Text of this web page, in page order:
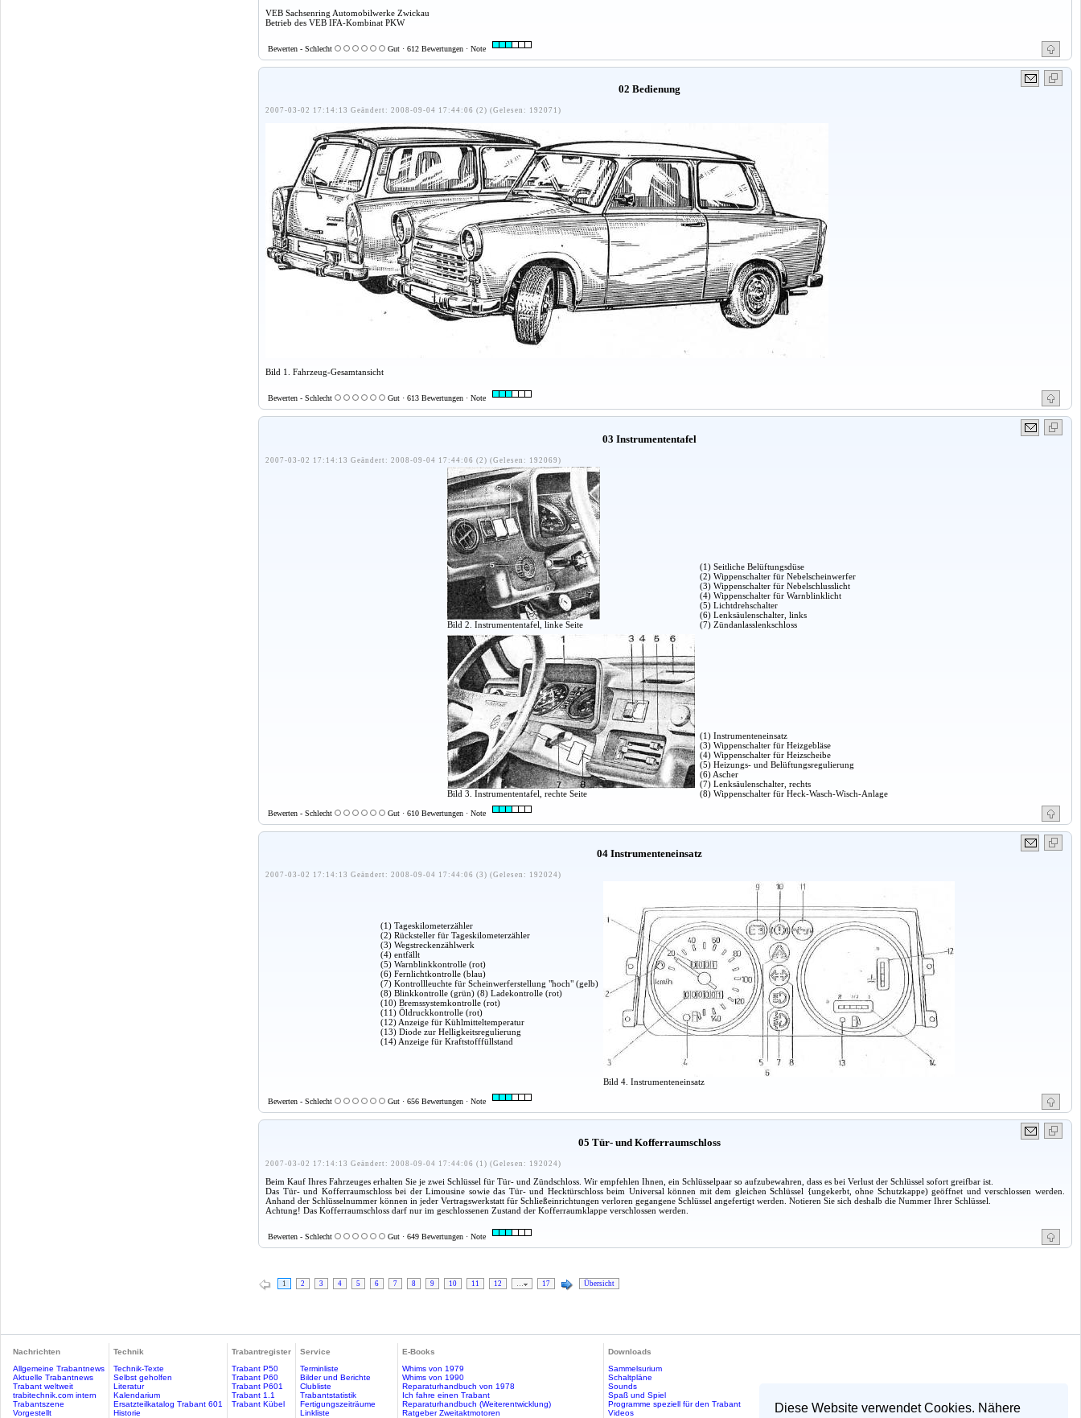
Diese Website verwendet Cookies. Nähere
VEB Sachsenring Automobilwerke Zwickau
Betrieb des VEB IFA-Kombinat PKW
Bewerten - Schlecht Gut · 612 Bewertungen · Note
02 Bedienung
2007-03-02 17:14:13 Geändert: 2008-09-04 17:44:06 (2) (Gelesen: 192071)
Bild 1. Fahrzeug-Gesamtansicht
Bewerten - Schlecht Gut · 613 Bewertungen · Note
03 Instrumententafel
2007-03-02 17:14:13 Geändert: 2008-09-04 17:44:06 (2) (Gelesen: 192069)
Bild 2. Instrumententafel, linke Seite
(1) Seitliche Belüftungsdüse
(2) Wippenschalter für Nebelscheinwerfer
(3) Wippenschalter für Nebelschlusslicht
(4) Wippenschalter für Warnblinklicht
(5) Lichtdrehschalter
(6) Lenksäulenschalter, links
(7) Zündanlasslenkschloss
Bild 3. Instrumententafel, rechte Seite
(1) Instrumenteneinsatz
(3) Wippenschalter für Heizgebläse
(4) Wippenschalter für Heizscheibe
(5) Heizungs- und Belüftungsregulierung
(6) Ascher
(7) Lenksäulenschalter, rechts
(8) Wippenschalter für Heck-Wasch-Wisch-Anlage
Bewerten - Schlecht Gut · 610 Bewertungen · Note
04 Instrumenteneinsatz
2007-03-02 17:14:13 Geändert: 2008-09-04 17:44:06 (3) (Gelesen: 192024)
(1) Tageskilometerzähler
(2) Rücksteller für Tageskilometerzähler
(3) Wegstreckenzählwerk
(4) entfällt
(5) Warnblinkkontrolle (rot)
(6) Fernlichtkontrolle (blau)
(7) Kontrollleuchte für Scheinwerferstellung "hoch" (gelb)
(8) Blinkkontrolle (grün) (8) Ladekontrolle (rot)
(10) Bremssystemkontrolle (rot)
(11) Öldruckkontrolle (rot)
(12) Anzeige für Kühlmitteltemperatur
(13) Diode zur Helligkeitsregulierung
(14) Anzeige für Kraftstofffüllstand
Bild 4. Instrumenteneinsatz
Bewerten - Schlecht Gut · 656 Bewertungen · Note
05 Tür- und Kofferraumschloss
2007-03-02 17:14:13 Geändert: 2008-09-04 17:44:06 (1) (Gelesen: 192024)
Beim Kauf Ihres Fahrzeuges erhalten Sie je zwei Schlüssel für Tür- und Zündschloss. Wir empfehlen Ihnen, ein Schlüsselpaar so aufzubewahren, dass es bei Verlust der Schlüssel sofort greifbar ist.
Das Tür- und Kofferraumschloss bei der Limousine sowie das Tür- und Hecktürschloss beim Universal können mit dem gleichen Schlüssel {ungekerbt, ohne Schutzkappe) geöffnet und verschlossen werden.
Anhand der Schlüsselnummer können in jeder Vertragswerkstatt für Schließeinrichtungen verloren gegangene Schlüssel angefertigt werden. Notieren Sie sich deshalb die Nummer Ihrer Schlüssel.
Achtung! Das Kofferraumschloss darf nur im geschlossenen Zustand der Kofferraumklappe verschlossen werden.
Bewerten - Schlecht Gut · 649 Bewertungen · Note
1 2 3 4 5 6 7 8 9 10 11 12 … 17 Übersicht
Nachrichten
Allgemeine Trabantnews
Aktuelle Trabantnews
Trabant weltweit
trabitechnik.com intern
Trabantszene
Vorgestellt
Technik
Technik-Texte
Selbst geholfen
Literatur
Kalendarium
Ersatzteilkatalog Trabant 601
Historie
Trabantregister
Trabant P50
Trabant P60
Trabant P601
Trabant 1.1
Trabant Kübel
Service
Terminliste
Bilder und Berichte
Clubliste
Trabantstatistik
Fertigungszeiträume
Linkliste
E-Books
Whims von 1979
Whims von 1990
Reparaturhandbuch von 1978
Ich fahre einen Trabant
Reparaturhandbuch (Weiterentwicklung)
Ratgeber Zweitaktmotoren
Downloads
Sammelsurium
Schaltpläne
Sounds
Spaß und Spiel
Programme speziell für den Trabant
Videos